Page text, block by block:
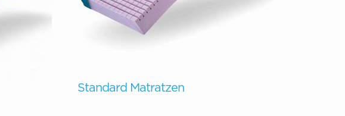
Standard Matratzen